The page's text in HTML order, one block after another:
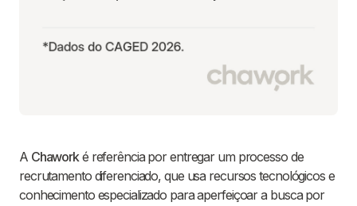
A Chaworké referência por entregar um processo de
recrutamento diferenciado, que usa recursos tecnológicos e
conhecimento especializado para aperfeiçoar a busca por